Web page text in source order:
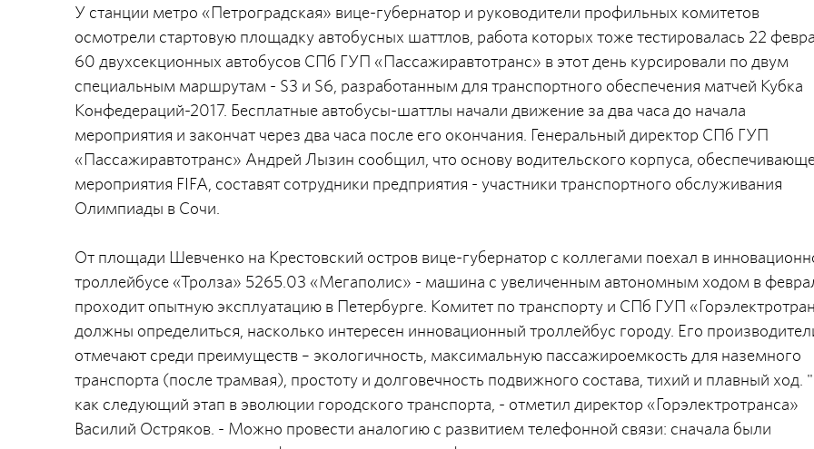
У станции метро «Петроградская» вице-губернатор и руководители профильных комитетов
осмотрели стартовую площадку автобусных шаттлов, работа которых тоже тестировалась 22
60 двухсекционных автобусов СПб ГУП «Пассажиравтотранс» в этот день курсировали по двум
специальным маршрутам - S3 и S6, разработанным для транспортного обеспечения матчей Кубка
Конфедераций-2017. Бесплатные автобусы-шаттлы начали движение за два часа до начала
мероприятия и закончат через два часа после его окончания. Генеральный директор СПб ГУП
«Пассажиравтотранс» Андрей Лызин сообщил, что основу водительского корпуса,
мероприятия FIFA, составят сотрудники предприятия - участники транспортного обслуживания
Олимпиады в Сочи.
От площади Шевченко на Крестовский остров вице-губернатор с коллегами поехал в
троллейбусе «Тролза» 5265.03 «Мегаполис» - машина с увеличенным автономным ходом в
проходит опытную эксплуатацию в Петербурге. Комитет по транспорту и СПб ГУП
должны определиться, насколько интересен инновационный троллейбус городу. Его
отмечают среди преимуществ – экологичность, максимальную пассажироемкость для наземного
транспорта (после трамвая), простоту и долговечность подвижного состава, тихий и плавный ход.
как следующий этап в эволюции городского транспорта, - отметил директор «Горэлектротранса»
Василий Остряков. - Можно провести аналогию с развитием телефонной связи: сначала были